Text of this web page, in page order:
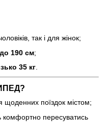
так і для жінок;
190 см;
35 кг.
щоденних поїздок містом;
комфортно пересуватись